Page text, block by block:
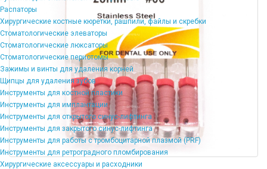
Распаторы
Хирургические костные кюретки, рашпили, файлы и скребки
Стоматологические элеваторы
Стоматологические люксаторы
Стоматологические периотомы
Зажимы и винты для удаления корней
Щипцы для удаления зубов
Инструменты для костной пластики
Инструменты для имплантации
Инструменты для открытого синус-лифтинга
Инструменты для закрытого синус-лифтинга
Инструменты для работы с тромбоцитарной плазмой (PRF)
Инструменты для ретроградного пломбирования
Хирургические аксессуары и расходники